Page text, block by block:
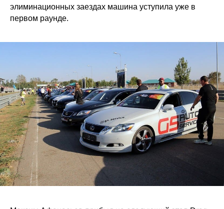
элиминационных заездах машина уступила уже в
первом раунде.